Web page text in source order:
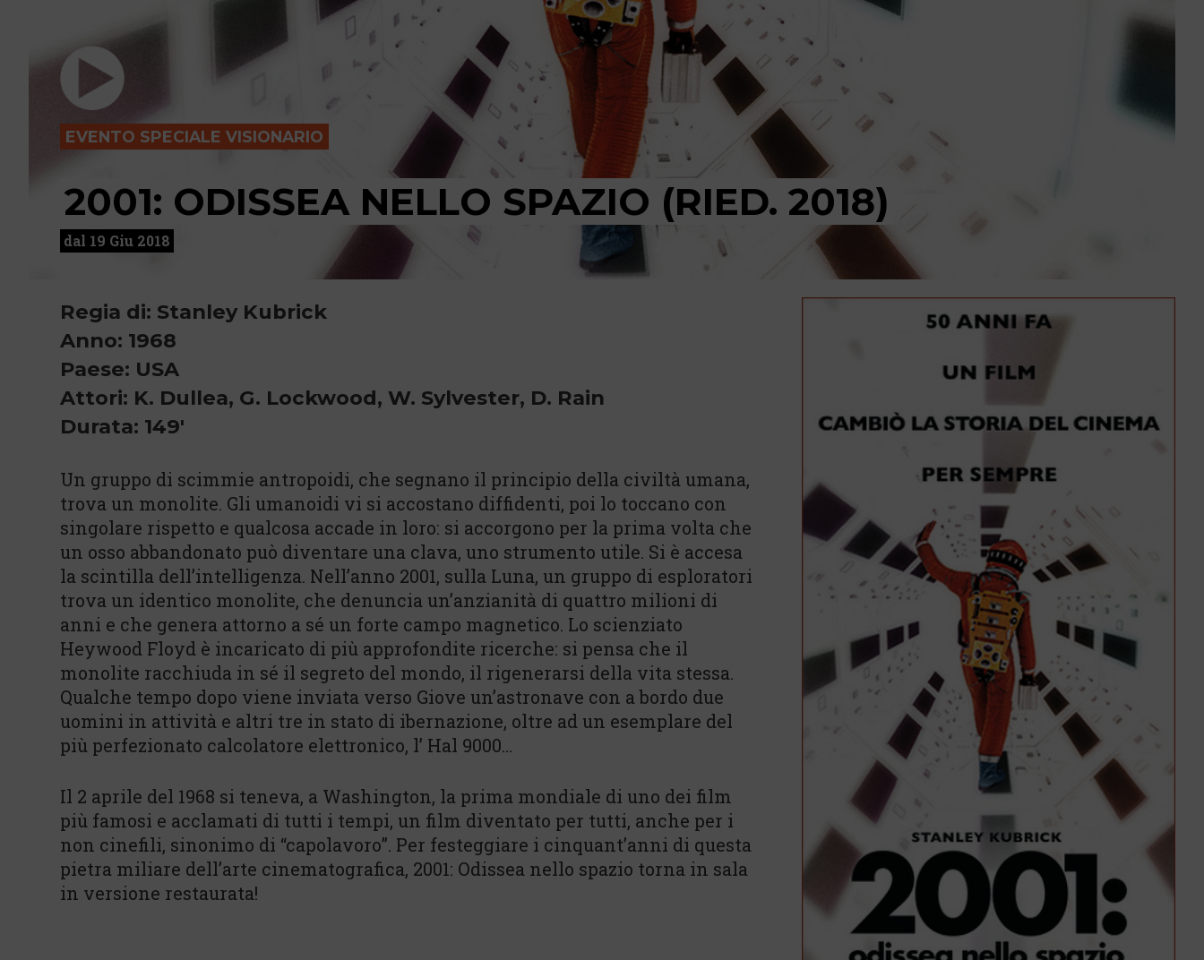
EVENTO SPECIALE VISIONARIO
2001: ODISSEA NELLO SPAZIO (RIED. 2018)
dal 19 Giu 2018
Regia di: Stanley Kubrick
Anno: 1968
Paese: USA
Attori: K. Dullea, G. Lockwood, W. Sylvester, D. Rain
Durata: 149'
Un gruppo di scimmie antropoidi, che segnano il principio della civiltà umana,
trova un monolite. Gli umanoidi vi si accostano diffidenti, poi lo toccano con
singolare rispetto e qualcosa accade in loro: si accorgono per la prima volta che
un osso abbandonato può diventare una clava, uno strumento utile. Si è accesa
la scintilla dell’intelligenza. Nell’anno 2001, sulla Luna, un gruppo di esploratori
trova un identico monolite, che denuncia un’anzianità di quattro milioni di
anni e che genera attorno a sé un forte campo magnetico. Lo scienziato
Heywood Floyd è incaricato di più approfondite ricerche: si pensa che il
monolite racchiuda in sé il segreto del mondo, il rigenerarsi della vita stessa.
Qualche tempo dopo viene inviata verso Giove un’astronave con a bordo due
uomini in attività e altri tre in stato di ibernazione, oltre ad un esemplare del
più perfezionato calcolatore elettronico, l’ Hal 9000…
Il 2 aprile del 1968 si teneva, a Washington, la prima mondiale di uno dei film
più famosi e acclamati di tutti i tempi, un film diventato per tutti, anche per i
non cinefili, sinonimo di “capolavoro”. Per festeggiare i cinquant’anni di questa
pietra miliare dell’arte cinematografica, 2001: Odissea nello spazio torna in sala
in versione restaurata!